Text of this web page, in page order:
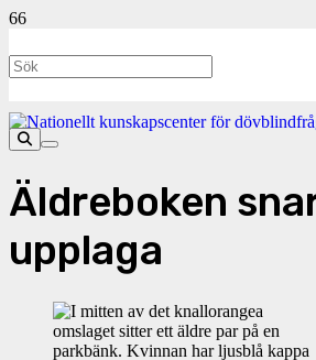
Äldreboken
upplaga